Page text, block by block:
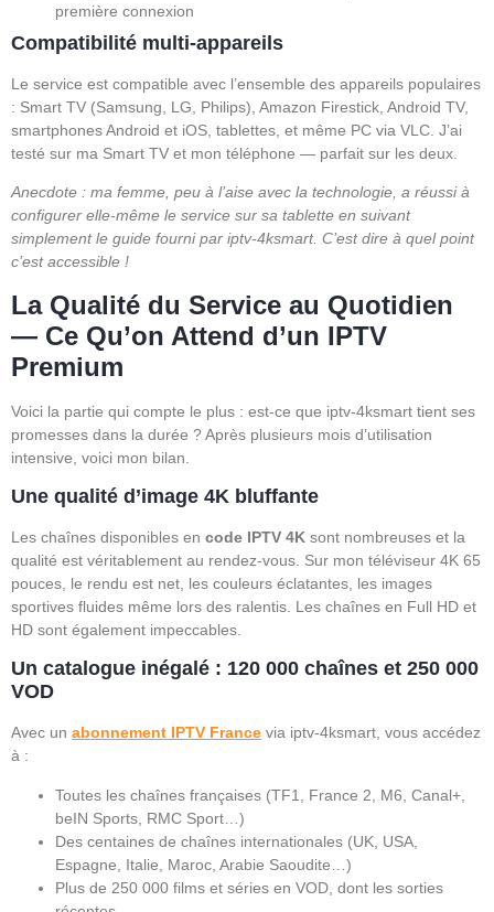
première connexion
Compatibilité multi-appareils
Le service est compatible avec l’ensemble des appareils populaires
: Smart TV (Samsung, LG, Philips), Amazon Firestick, Android TV,
smartphones Android et iOS, tablettes, et même PC via VLC. J’ai
testé sur ma Smart TV et mon téléphone — parfait sur les deux.
Anecdote : ma femme, peu à l’aise avec la technologie, a réussi à
configurer elle-même le service sur sa tablette en suivant
simplement le guide fourni par iptv-4ksmart. C’est dire à quel point
c’est accessible !
La Qualité du Service au Quotidien
— Ce Qu’on Attend d’un IPTV
Premium
Voici la partie qui compte le plus : est-ce que iptv-4ksmart tient ses
promesses dans la durée ? Après plusieurs mois d’utilisation
intensive, voici mon bilan.
Une qualité d’image 4K bluffante
Les chaînes disponibles en code IPTV 4K sont nombreuses et la
qualité est véritablement au rendez-vous. Sur mon téléviseur 4K 65
pouces, le rendu est net, les couleurs éclatantes, les images
sportives fluides même lors des ralentis. Les chaînes en Full HD et
HD sont également impeccables.
Un catalogue inégalé : 120 000 chaînes et 250 000
VOD
Avec un abonnement IPTV France via iptv-4ksmart, vous accédez
à :
Toutes les chaînes françaises (TF1, France 2, M6, Canal+,
beIN Sports, RMC Sport…)
Des centaines de chaînes internationales (UK, USA,
Espagne, Italie, Maroc, Arabie Saoudite…)
Plus de 250 000 films et séries en VOD, dont les sorties